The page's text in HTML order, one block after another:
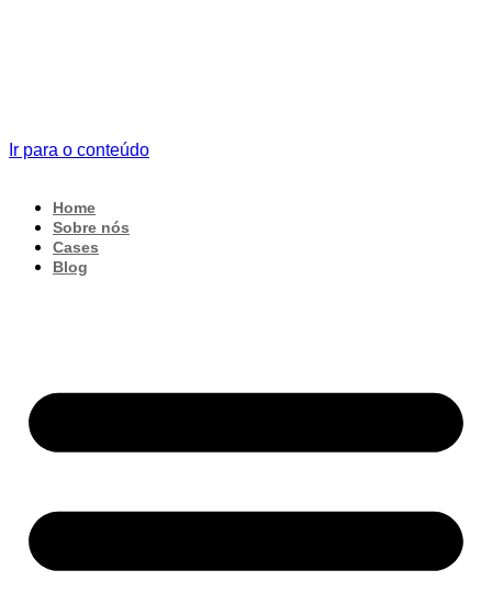
Ir para o conteúdo
Home
Sobre nós
Cases
Blog